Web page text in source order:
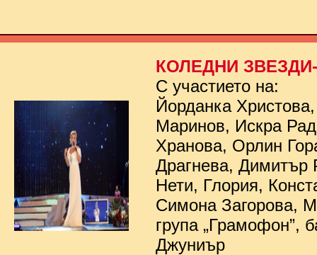
КОЛЕДНИ ЗВЕЗДИ-
С участието на:
Йорданка
Маринов, Искра
Хранова, Орлин
Драгнева, Димитър
Нети, Глория,
Симона Загорова,
група „Грамофон”,
Джуниър